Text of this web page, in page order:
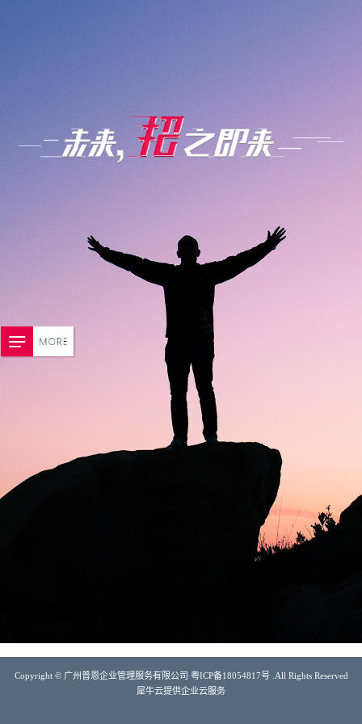
Copyright © 广州普恩企业管理服务有限公司 粤ICP备18054817号 .All Rights Reserved
犀牛云提供企业云服务